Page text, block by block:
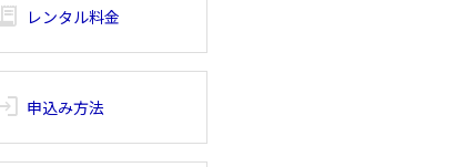
レンタル料金
login 申込み方法